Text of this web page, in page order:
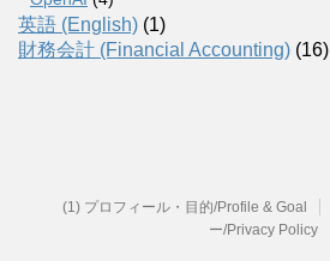
英語 (English) (1)
財務会計 (Financial Accounting) (16)
(1) プロフィール・目的/Profile & Goal
ー/Privacy Policy